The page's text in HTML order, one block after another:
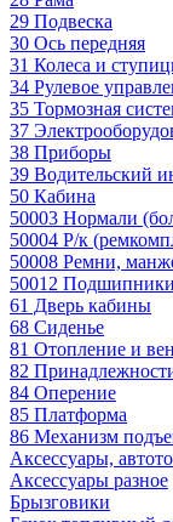
29 Подвеска
30 Ось передняя
31 Колеса и
34 Рулевое
35 Тормозная
37
38 Приборы
39 Водительский
50 Кабина
50003 Нормали
50004 Р/к
50008 Ремни,
50012 Подшипники
61 Дверь кабины
68 Сиденье
81 Отопление и
82
84 Оперение
85 Платформа
86 Механизм
Аксессуары,
Аксессуары разное
Брызговики